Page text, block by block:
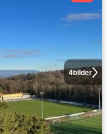
4bilder